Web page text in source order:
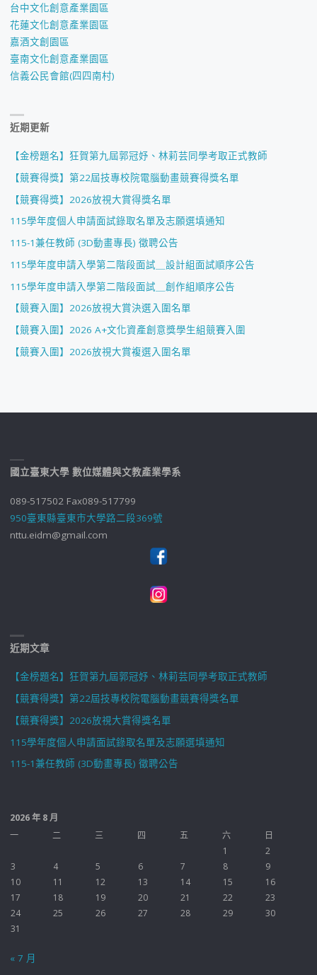
台中文化創意產業園區
花蓮文化創意產業園區
嘉酒文創園區
臺南文化創意產業園區
信義公民會館(四四南村)
近期更新
【金榜題名】狂賀第九屆郭冠妤、林莉芸同學考取正式教師
【競賽得獎】第22屆技專校院電腦動畫競賽得獎名單
【競賽得獎】2026放視大賞得獎名單
115學年度個人申請面試錄取名單及志願選填通知
115-1兼任教師 (3D動畫專長) 徵聘公告
115學年度申請入學第二階段面試＿設計組面試順序公告
115學年度申請入學第二階段面試＿創作組順序公告
【競賽入圍】2026放視大賞決選入圍名單
【競賽入圍】2026 A+文化資產創意獎學生組競賽入圍
【競賽入圍】2026放視大賞複選入圍名單
國立臺東大學 數位媒體與文教產業學系
089-517502 Fax089-517799
950臺東縣臺東市大學路二段369號
nttu.eidm@gmail.com
近期文章
【金榜題名】狂賀第九屆郭冠妤、林莉芸同學考取正式教師
【競賽得獎】第22屆技專校院電腦動畫競賽得獎名單
【競賽得獎】2026放視大賞得獎名單
115學年度個人申請面試錄取名單及志願選填通知
115-1兼任教師 (3D動畫專長) 徵聘公告
2026 年 8 月
一
二 三 四 五 六
日
1
2
3
4 5 6 7 8
9
10
11 12 13 14 15
16
17
18 19 20 21 22
23
24
25 26 27 28 29
30
31
« 7 月